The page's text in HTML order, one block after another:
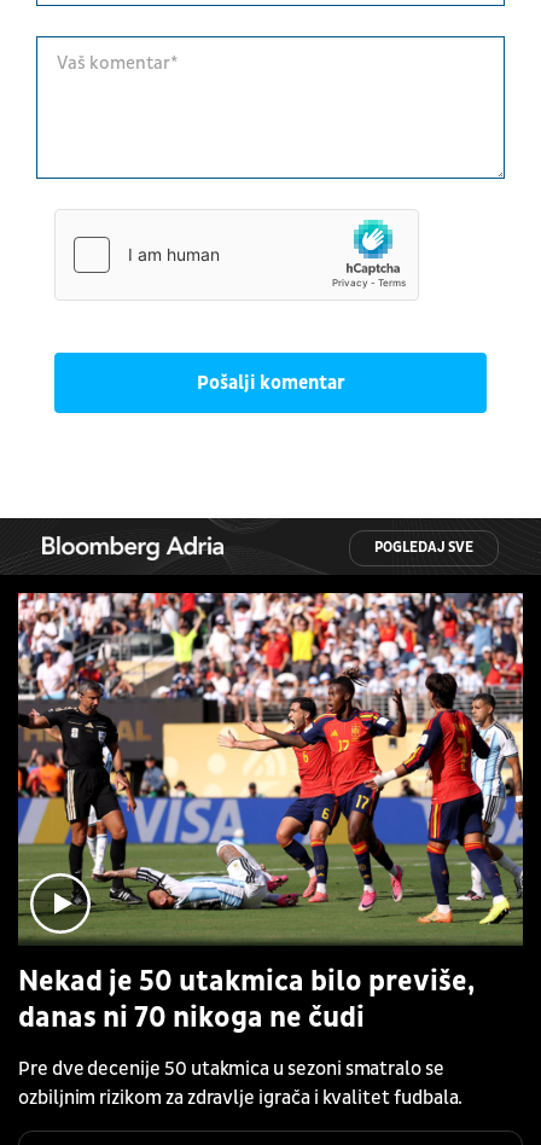
Pošalji komentar
POGLEDAJ SVE
Nekad je 50 utakmica bilo previše,
danas ni 70 nikoga ne čudi
Pre dve decenije 50 utakmica u sezoni smatralo se
ozbiljnim rizikom za zdravlje igrača i kvalitet fudbala.